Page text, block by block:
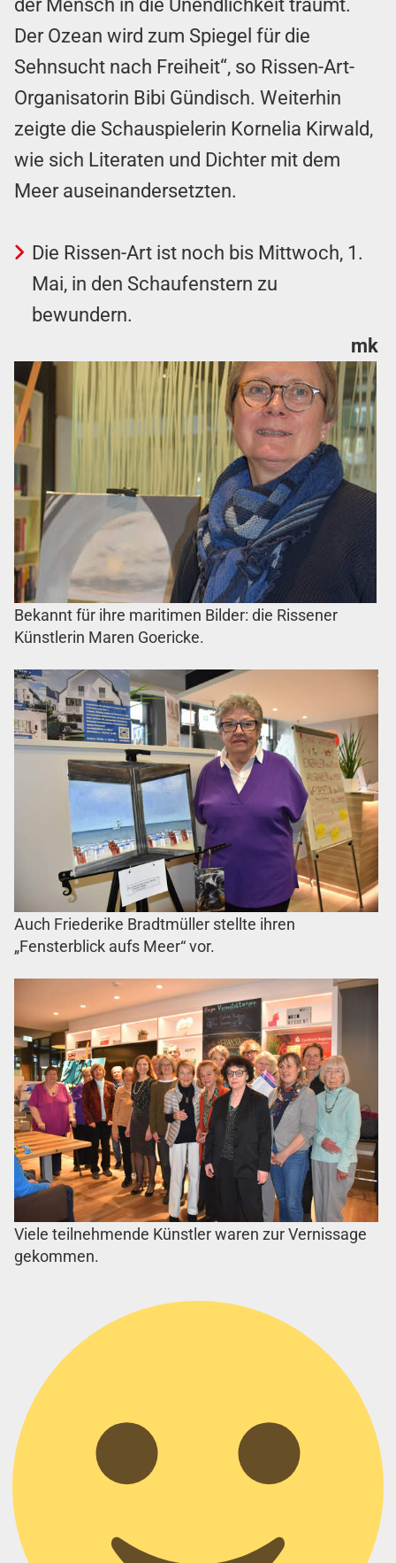
der Mensch in die Unendlichkeit träumt.
Der Ozean wird zum Spiegel für die
Sehnsucht nach Freiheit“, so Rissen-Art-
Organisatorin Bibi Gündisch. Weiterhin
zeigte die Schauspielerin Kornelia Kirwald,
wie sich Literaten und Dichter mit dem
Meer auseinandersetzten.
Die Rissen-Art ist noch bis Mittwoch, 1.
Mai, in den Schaufenstern zu
bewundern.
mk
Bekannt für ihre maritimen Bilder: die Rissener
Künstlerin Maren Goericke.
Auch Friederike Bradtmüller stellte ihren
„Fensterblick aufs Meer“ vor.
Viele teilnehmende Künstler waren zur Vernissage
gekommen.